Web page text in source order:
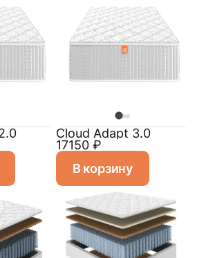
Cloud Adapt 3.0
17150 ₽
В корзину